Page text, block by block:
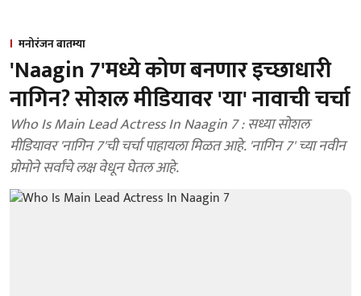
मनोरंजन बातम्या
'Naagin 7'मध्ये कोण बनणार इच्छाधारी
नागिन? सोशल मीडियावर 'या' नावाची चर्चा
Who Is Main Lead Actress In Naagin 7 : सध्या सोशल
मीडियावर 'नागिन 7'ची चर्चा पाहायला मिळत आहे. 'नागिन 7' च्या नवीन
प्रोमोने सर्वांचे लक्ष वेधून घेतल आहे.